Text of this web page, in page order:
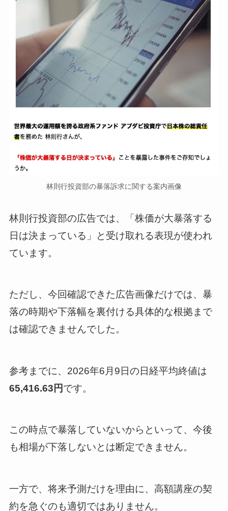
林則行投資部の暴落訴求に関する案内画像
林則行投資部の広告では、「株価が大暴落する
日は決まっている」と受け取れる表現が使われ
ています。
ただし、今回確認できた広告画像だけでは、暴
落の時期や下落幅を裏付ける具体的な根拠まで
は確認できませんでした。
参考までに、2026年6月9日の日経平均終値は
65,416.63円です。
この時点で暴落していないからといって、今後
も相場が下落しないとは断定できません。
一方で、将来予測だけを理由に、高額講座の契
約を急ぐのも適切ではありません。